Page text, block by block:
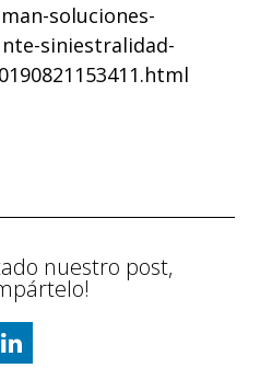
soluciones-
siniestralidad-
nuestro post,